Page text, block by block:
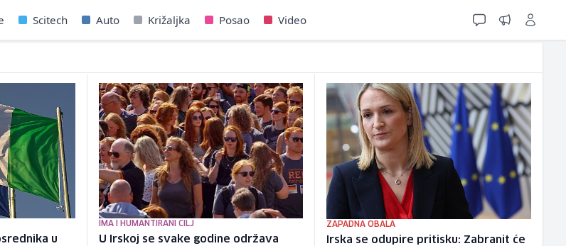
Scitech Auto Križaljka Posao Video
u
IMA I HUMANTIRANI CILJ
U Irskoj se svake godine održava
ZAPADNA OBALA
Irska se odupire pritisku: Zabranit će